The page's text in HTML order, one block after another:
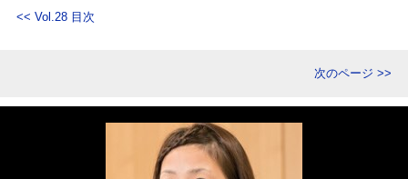
<< Vol.28 目次
次のページ >>